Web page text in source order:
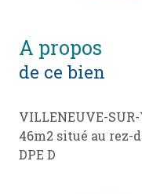
a propos
de ce bien
VILLENEUVE-
46m2 situé au rez-
DPE D